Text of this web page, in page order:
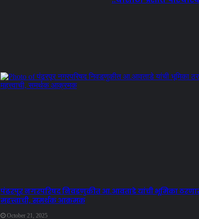
पंढरपूर नगरपरिषद निवडणुकीत आ.आवताडे यांची भूमिका
महत्त्वाची, समर्थक आक्रमक
October 21, 2025